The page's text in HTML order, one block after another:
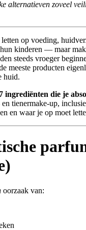
alternatieven zoveel
letten op voeding,
kinderen — maar
steeds vroeger
meeste producten
huid.
ingrediënten die je
tienermake-up,
en waar je op moet
oorzaak van: